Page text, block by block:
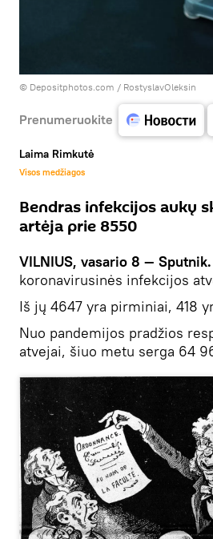
© Depositphotos.com / RostyslavOleksin
Prenumeruokite
Laima Rimkutė
Visos medžiagos
Bendras infekcijos aukų
artėja prie 8550
VILNIUS, vasario 8 — Sputnik.
koronavirusinės infekcijos
Iš jų 4647 yra pirminiai, 418
Nuo pandemijos pradžios
atvejai, šiuo metu serga 64